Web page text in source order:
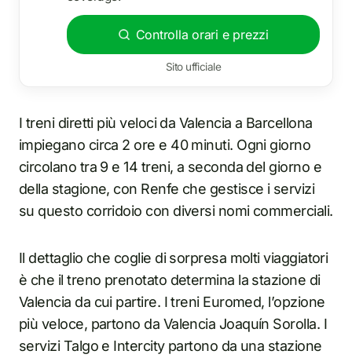
Controlla orari e prezzi
Sito ufficiale
I treni diretti più veloci da Valencia a Barcellona
impiegano circa 2 ore e 40 minuti. Ogni giorno
circolano tra 9 e 14 treni, a seconda del giorno e
della stagione, con Renfe che gestisce i servizi
su questo corridoio con diversi nomi commerciali.
Il dettaglio che coglie di sorpresa molti viaggiatori
è che il treno prenotato determina la stazione di
Valencia da cui partire. I treni Euromed, l’opzione
più veloce, partono da Valencia Joaquín Sorolla. I
servizi Talgo e Intercity partono da una stazione